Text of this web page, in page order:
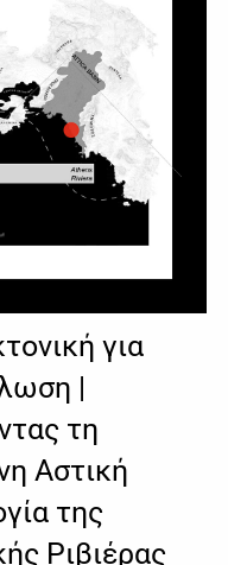
για
|
τη
Αστική
της
Ριβιέρας